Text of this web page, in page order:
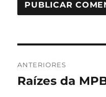
de
ANTERIORES
Post
Raízes da